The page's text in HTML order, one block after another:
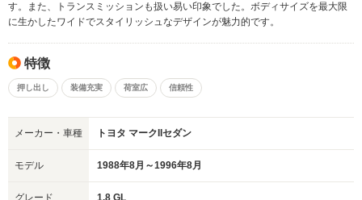
す。また、トランスミッションも扱い易い印象でした。ボディサイズを最大限
に生かしたワイドでスタイリッシュなデザインが魅力的です。
特徴
押し出し 装備充実 荷室広 信頼性
メーカー・車種 トヨタ マークIIセダン
モデル 1988年8月～1996年8月
グレード 1.8 GL